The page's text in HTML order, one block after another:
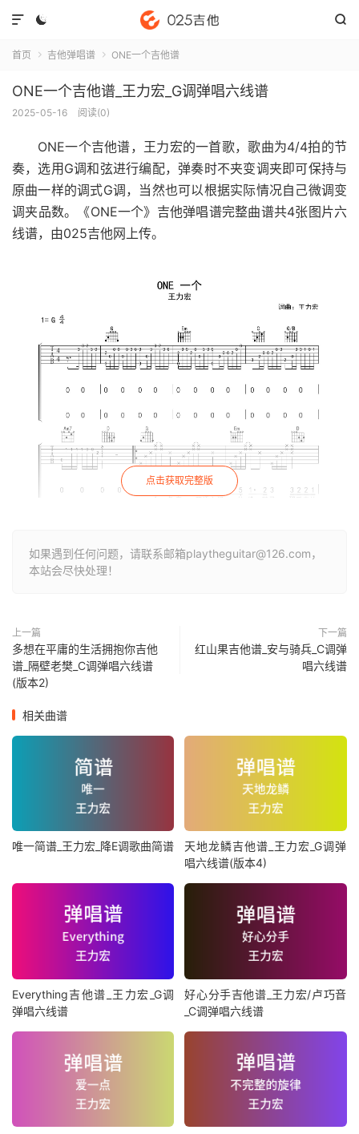
 

首页  吉他弹唱谱  ONE一个吉他谱
ONE一个吉他谱_王力宏_G调弹唱六线谱
2025-05-16 阅读(0)
ONE一个吉他谱，王力宏的一首歌，歌曲为4/4拍的节
奏，选用G调和弦进行编配，弹奏时不夹变调夹即可保持与
原曲一样的调式G调，当然也可以根据实际情况自己微调变
调夹品数。《ONE一个》吉他弹唱谱完整曲谱共4张图片六
线谱，由025吉他网上传。
点击获取完整版
如果遇到任何问题，请联系邮箱playtheguitar@126.com，
本站会尽快处理！
上一篇
多想在平庸的生活拥抱你吉他
谱_隔壁老樊_C调弹唱六线谱
(版本2)
下一篇
红山果吉他谱_安与骑兵_C调弹
唱六线谱
相关曲谱
唯一简谱_王力宏_降E调歌曲简谱
天地龙鳞吉他谱_王力宏_G调弹
唱六线谱(版本4)
Everything吉他谱_王力宏_G调
弹唱六线谱
好心分手吉他谱_王力宏/卢巧音
_C调弹唱六线谱